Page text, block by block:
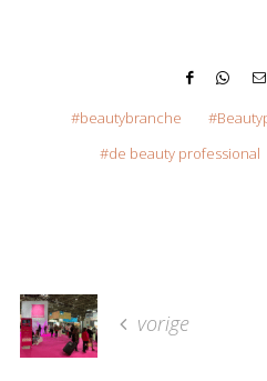
beautybranche
de beauty professional
vorige